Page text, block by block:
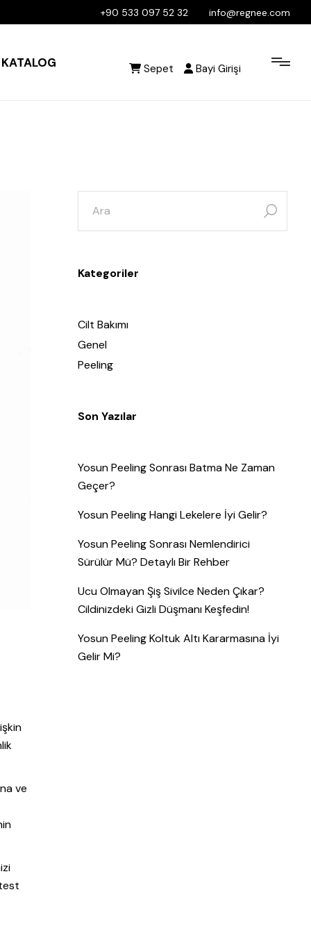
+90 533 097 52 32 info@regnee.com
KATALOG Sepet Bayi Girişi
ve
Kategoriler
Cilt Bakımı
Genel
Peeling
Son Yazılar
Yosun Peeling Sonrası Batma Ne Zaman
Geçer?
Yosun Peeling Hangi Lekelere İyi Gelir?
Yosun Peeling Sonrası Nemlendirici
Sürülür Mü? Detaylı Bir Rehber
Ucu Olmayan Şiş Sivilce Neden Çıkar?
Cildinizdeki Gizli Düşmanı Keşfedin!
Yosun Peeling Koltuk Altı Kararmasına İyi
Gelir Mi?